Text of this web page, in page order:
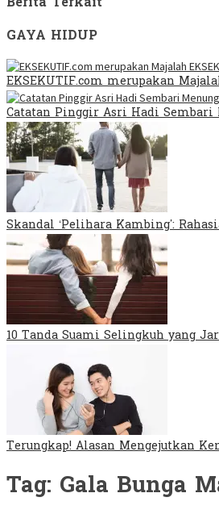
GAYA HIDUP
EKSEKUTIF.com merupakan
Catatan Pinggir Asri Hadi Sembari
Skandal ‘Pelihara Kambing’:
10 Tanda Suami Selingkuh yang
Terungkap! Alasan Mengejutkan
Tag: Gala Bunga